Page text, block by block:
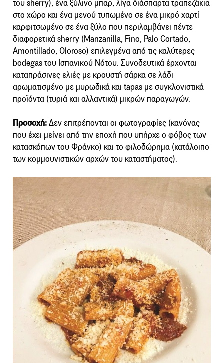
του sherry), ένα ξύλινο μπαρ, λίγα διάσπαρτα τραπεζάκια
στο χώρο και ένα μενού τυπωμένο σε ένα μικρό χαρτί
καρφιτσωμένο σε ένα ξύλο που περιλαμβάνει πέντε
διαφορετικά sherry (Manzanilla, Fino, Palo Cortado,
Amontillado, Oloroso) επιλεγμένα από τις καλύτερες
bodegas του Ισπανικού Νότου. Συνοδευτικά έρχονται
καταπράσινες ελιές με κρουστή σάρκα σε λάδι
αρωματισμένο με μυρωδικά και tapas με συγκλονιστικά
προϊόντα (τυριά και αλλαντικά) μικρών παραγωγών.
Προσοχή:Δεν επιτρέπονται οι φωτογραφίες (κανόνας
που έχει μείνει από την εποχή που υπήρχε ο φόβος των
κατασκόπων του Φράνκο) και το φιλοδώρημα (κατάλοιπο
των κομμουνιστικών αρχών του καταστήματος).